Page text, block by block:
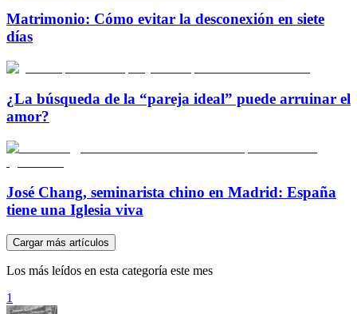
Matrimonio: Cómo evitar la desconexión en siete
días
¿La búsqueda de la “pareja ideal” puede arruinar el
amor?
José Chang, seminarista chino en Madrid: España
tiene una Iglesia viva
Cargar más artículos
Los más leídos en esta categoría este mes
1